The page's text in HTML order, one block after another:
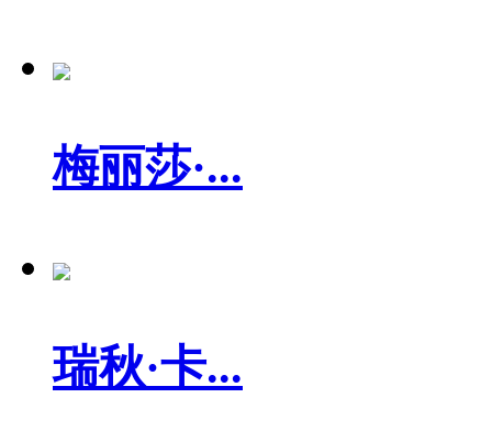
梅丽莎·...
瑞秋·卡...